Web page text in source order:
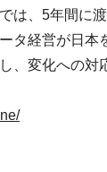
は、5年間に
タ経営が日
、変化への